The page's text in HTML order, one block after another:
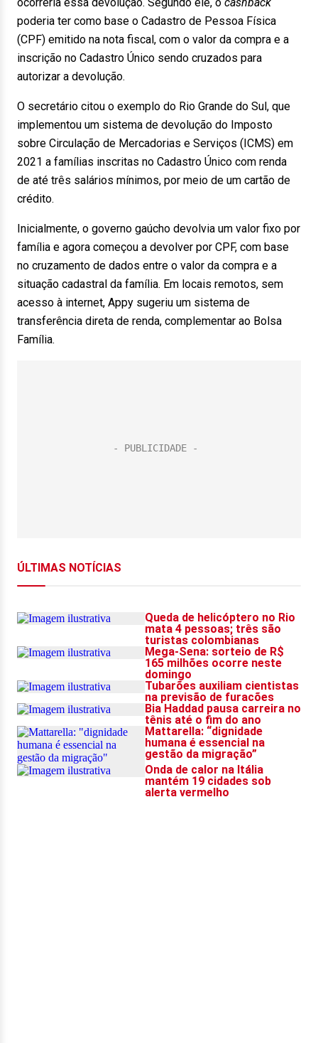
poderia ter como base o Cadastro de Pessoa Física
(CPF) emitido na nota fiscal, com o valor da compra e a
inscrição no Cadastro Único sendo cruzados para
autorizar a devolução.
O secretário citou o exemplo do Rio Grande do Sul, que
implementou um sistema de devolução do Imposto
sobre Circulação de Mercadorias e Serviços (ICMS) em
2021 a famílias inscritas no Cadastro Único com renda
de até três salários mínimos, por meio de um cartão de
crédito.
Inicialmente, o governo gaúcho devolvia um valor fixo por
família e agora começou a devolver por CPF, com base
no cruzamento de dados entre o valor da compra e a
situação cadastral da família. Em locais remotos, sem
acesso à internet, Appy sugeriu um sistema de
transferência direta de renda, complementar ao Bolsa
Família.